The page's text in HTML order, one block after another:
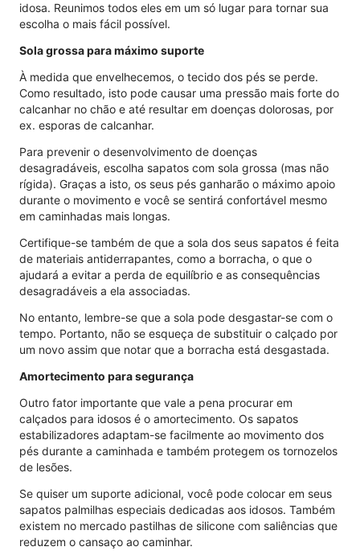
idosa. Reunimos todos eles em um só lugar para tornar sua
escolha o mais fácil possível.
Sola grossa para máximo suporte
À medida que envelhecemos, o tecido dos pés se perde.
Como resultado, isto pode causar uma pressão mais forte do
calcanhar no chão e até resultar em doenças dolorosas, por
ex. esporas de calcanhar.
Para prevenir o desenvolvimento de doenças
desagradáveis, escolha sapatos com sola grossa (mas não
rígida). Graças a isto, os seus pés ganharão o máximo apoio
durante o movimento e você se sentirá confortável mesmo
em caminhadas mais longas.
Certifique-se também de que a sola dos seus sapatos é feita
de materiais antiderrapantes, como a borracha, o que o
ajudará a evitar a perda de equilíbrio e as consequências
desagradáveis ​​​​a ela associadas.
No entanto, lembre-se que a sola pode desgastar-se com o
tempo. Portanto, não se esqueça de substituir o calçado por
um novo assim que notar que a borracha está desgastada.
Amortecimento para segurança
Outro fator importante que vale a pena procurar em
calçados para idosos é o amortecimento. Os sapatos
estabilizadores adaptam-se facilmente ao movimento dos
pés durante a caminhada e também protegem os tornozelos
de lesões.
Se quiser um suporte adicional, você pode colocar em seus
sapatos palmilhas especiais dedicadas aos idosos. Também
existem no mercado pastilhas de silicone com saliências que
reduzem o cansaço ao caminhar.